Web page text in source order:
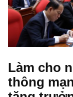
Làm cho
thông